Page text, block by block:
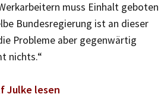
muss Einhalt geboten
Bundesregierung ist an dieser
Probleme aber gegenwärtig
nichts.“
Julke lesen